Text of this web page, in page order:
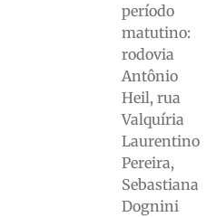
período
matutino:
rodovia
Antônio
Heil, rua
Valquíria
Laurentino
Pereira,
Sebastiana
Dognini